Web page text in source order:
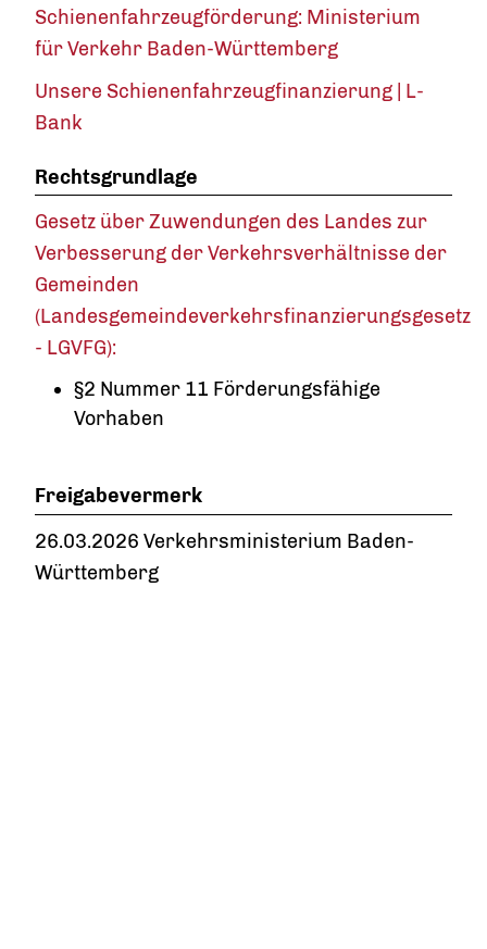
Schienenfahrzeugförderung: Ministerium
für Verkehr Baden-Württemberg
Unsere Schienenfahrzeugfinanzierung | L-
Bank
Rechtsgrundlage
Gesetz über Zuwendungen des Landes zur
Verbesserung der Verkehrsverhältnisse der
Gemeinden
(Landesgemeindeverkehrsfinanzierungsgesetz
- LGVFG):
§2 Nummer 11 Förderungsfähige
Vorhaben
Freigabevermerk
26.03.2026 Verkehrsministerium Baden-
Württemberg